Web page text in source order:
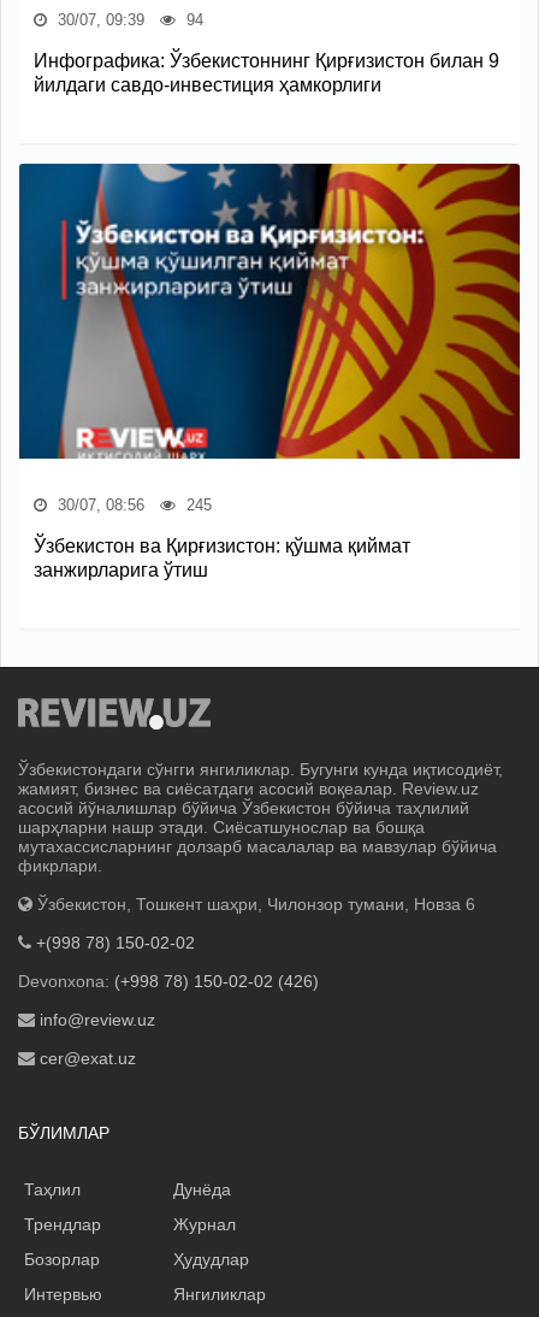
30/07, 09:39 94
Инфографика: Ўзбекистоннинг Қирғизистон билан 9
йилдаги савдо-инвестиция ҳамкорлиги
30/07, 08:56 245
Ўзбекистон ва Қирғизистон: қўшма қиймат
занжирларига ўтиш
Ўзбекистондаги сўнгги янгиликлар. Бугунги кунда иқтисодиёт,
жамият, бизнес ва сиёсатдаги асосий воқеалар. Review.uz
асосий йўналишлар бўйича Ўзбекистон бўйича таҳлилий
шарҳларни нашр этади. Сиёсатшунослар ва бошқа
мутахассисларнинг долзарб масалалар ва мавзулар бўйича
фикрлари.
Ўзбекистон, Тошкент шаҳри, Чилонзор тумани, Новза 6
+(998 78) 150-02-02
Devonxona: (+998 78) 150-02-02 (426)
info@review.uz
cer@exat.uz
БЎЛИМЛАР
Таҳлил
Трендлар
Бозорлар
Интервью
Дунёда
Журнал
Ҳудудлар
Янгиликлар